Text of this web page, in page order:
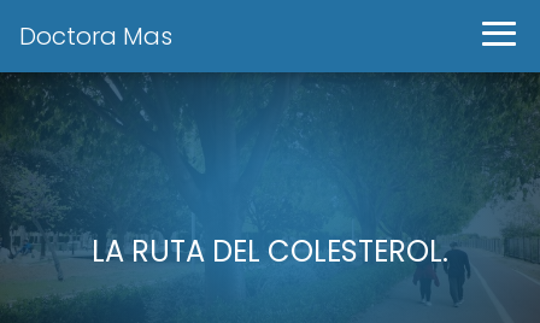
Doctora Mas
LA RUTA DEL COLESTEROL.